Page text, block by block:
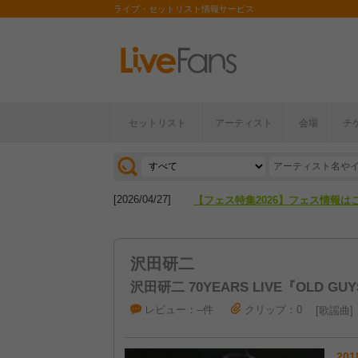
ライブ・セットリスト情報サービス
セットリスト アーティスト 会場 チ
[2026/07/28] 【ライブ動員ランキング】2026年
[2026/04/27] 【フェス特集2026】フェス情報は
沢田研二
沢田研二 70YEARS LIVE『OLD
レビュー：--件 クリップ：0 歌謡曲